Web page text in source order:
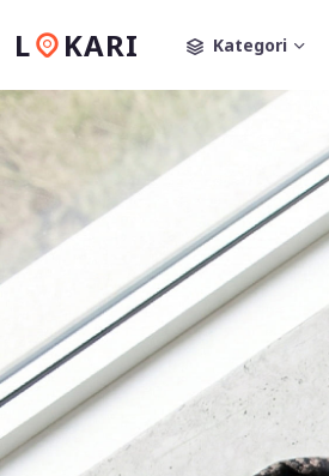
L KARI Kategori